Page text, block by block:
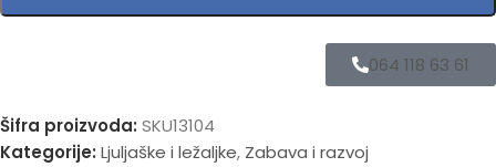
064 118 63 61
Šifra proizvoda: SKU13104
Kategorije: Ljuljaške i ležaljke, Zabava i razvoj